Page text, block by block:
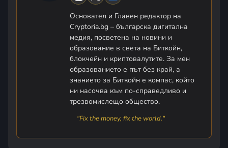
Основател и Главен редактор на
Cryptoria.bg – българска дигитална
медия, посветена на новини и
образование в света на Биткойн,
блокчейн и криптовалутите. За мен
образованието е път без край, а
знанието за Биткойн е компас, който
ни насочва към по-справедливо и
трезвомислещо общество.
"Fix the money, fix the world."